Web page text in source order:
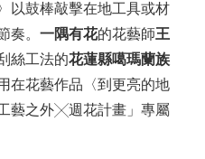
以鼓棒敲擊在地工具或材
奏。 一隅有花的花藝師王
絲工法的花蓮縣噶瑪蘭族
在花藝作品〈到更亮的地
藝之外╳週花計畫」專屬